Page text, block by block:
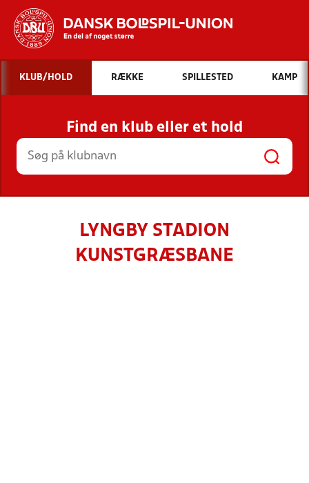
Hvad vil du søge efter?
INDHOLD OG NYHEDER
STILLINGER, RESULTATER, KLUBBER OG
HOLD
KLUB/HOLD RÆKKE SPILLESTED KAMP
Find en klub eller et hold
LYNGBY STADION
KUNSTGRÆSBANE